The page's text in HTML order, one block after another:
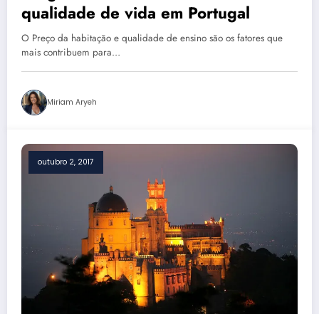
qualidade de vida em Portugal
O Preço da habitação e qualidade de ensino são os fatores que
mais contribuem para…
Miriam Aryeh
outubro 2, 2017